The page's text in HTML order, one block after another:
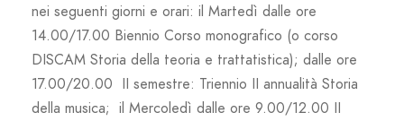
nei seguenti giorni e orari: il Martedì dalle ore
14.00/17.00 Biennio Corso monografico (o corso
DISCAM Storia della teoria e trattatistica); dalle ore
17.00/20.00 II semestre: Triennio II annualità Storia
della musica; il Mercoledì dalle ore 9.00/12.00 II